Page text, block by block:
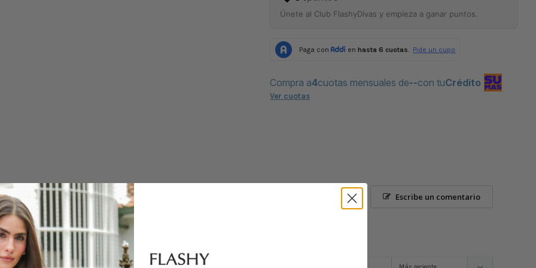
Únete al Club FlashyDivas y empieza a ganar puntos.
Compra a4cuotas mensuales de--con tuCrédito
Ver cuotas
Escribe un comentario
Haz una pregunta